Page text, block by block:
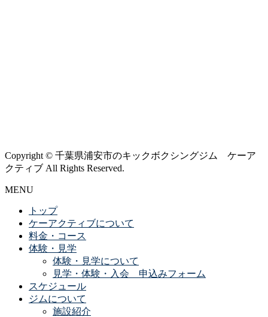
Copyright © 千葉県浦安市のキックボクシングジム ケーア
クティブ All Rights Reserved.
MENU
トップ
ケーアクティブについて
料金・コース
体験・見学
体験・見学について
見学・体験・入会 申込みフォーム
スケジュール
ジムについて
施設紹介